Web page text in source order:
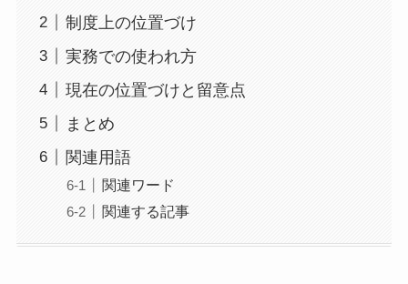
制度上の位置づけ
実務での使われ方
現在の位置づけと留意点
まとめ
関連用語
関連ワード
関連する記事